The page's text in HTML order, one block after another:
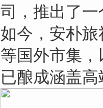
司，推出了
如今，安朴
等国外市集
已酿成涵盖